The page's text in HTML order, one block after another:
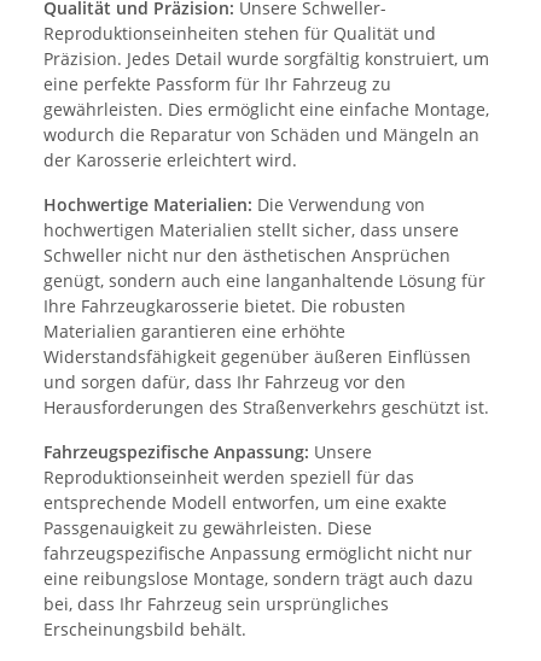
Qualität und Präzision: Unsere Schweller-
Reproduktionseinheiten stehen für Qualität und
Präzision. Jedes Detail wurde sorgfältig konstruiert, um
eine perfekte Passform für Ihr Fahrzeug zu
gewährleisten. Dies ermöglicht eine einfache Montage,
wodurch die Reparatur von Schäden und Mängeln an
der Karosserie erleichtert wird.
Hochwertige Materialien: Die Verwendung von
hochwertigen Materialien stellt sicher, dass unsere
Schweller nicht nur den ästhetischen Ansprüchen
genügt, sondern auch eine langanhaltende Lösung für
Ihre Fahrzeugkarosserie bietet. Die robusten
Materialien garantieren eine erhöhte
Widerstandsfähigkeit gegenüber äußeren Einflüssen
und sorgen dafür, dass Ihr Fahrzeug vor den
Herausforderungen des Straßenverkehrs geschützt ist.
Fahrzeugspezifische Anpassung: Unsere
Reproduktionseinheit werden speziell für das
entsprechende Modell entworfen, um eine exakte
Passgenauigkeit zu gewährleisten. Diese
fahrzeugspezifische Anpassung ermöglicht nicht nur
eine reibungslose Montage, sondern trägt auch dazu
bei, dass Ihr Fahrzeug sein ursprüngliches
Erscheinungsbild behält.